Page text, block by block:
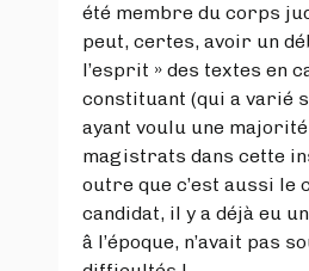
été membre du corps
peut, certes, avoir un
l’esprit » des textes en
constituant (qui a varié
ayant voulu une majorité
magistrats dans cette
outre que c’est aussi le
candidat, il y a déjà eu
â l’époque, n’avait pas